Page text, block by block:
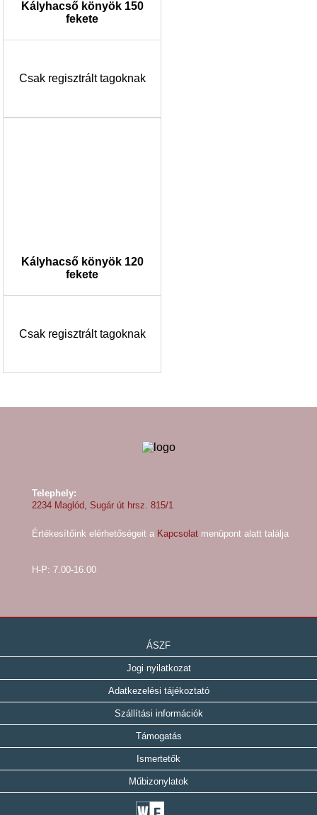
Kályhacső könyök 150
fekete
Csak regisztrált tagoknak
Kályhacső könyök 120
fekete
Csak regisztrált tagoknak
Telephely:
2234 Maglód, Sugár út hrsz. 815/1
Értékesítőink elérhetőségeit a Kapcsolat menüpont alatt találja
H-P: 7.00-16.00
ÁSZF
Jogi nyilatkozat
Adatkezelési tájékoztató
Szállítási információk
Támogatás
Ismertetők
Műbizonylatok